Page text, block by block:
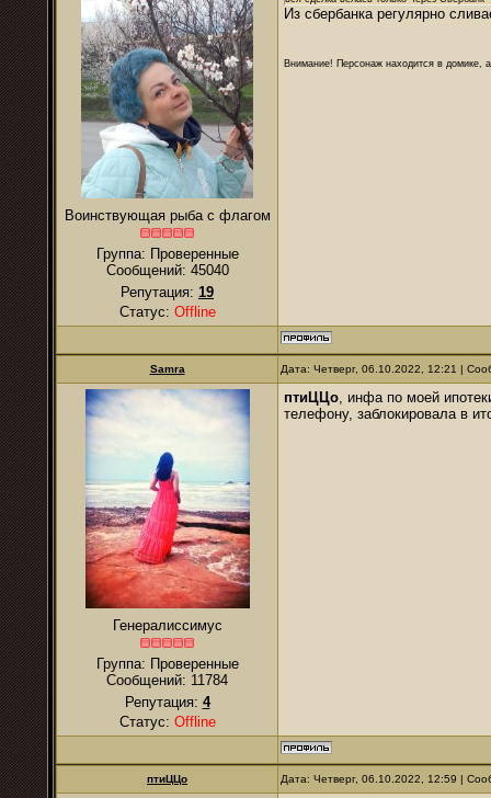
Воинствующая рыба с флагом
Группа: Проверенные
Сообщений: 45040
Репутация: 19
Статус: Offline
Из сбербанка регулярно
Внимание! Персонаж находится в домике,
Samra Дата: Четверг, 06.10.2022, 12:21 |
Генералиссимус
Группа: Проверенные
Сообщений: 11784
Репутация: 4
Статус: Offline
птиЦЦо, инфа по моей
телефону, заблокировала в
птиЦЦо Дата: Четверг, 06.10.2022, 12:59 |